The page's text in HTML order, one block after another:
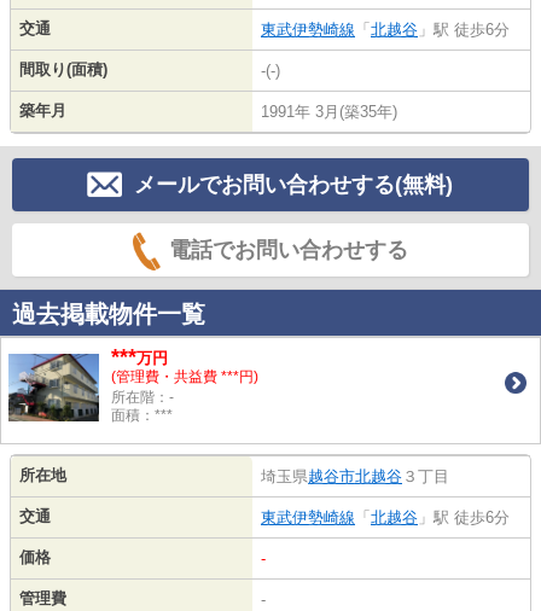
交通 東武伊勢崎線 「 北越谷 」駅 徒歩6分
間取り(面積) -(-)
築年月 1991年 3月(築35年)
メールでお問い合わせする(無料)
電話でお問い合わせする
過去掲載物件一覧
***万円
(管理費・共益費 ***円)
所在階：-
面積：***
所在地 埼玉県越谷市北越谷 ３丁目
交通 東武伊勢崎線 「 北越谷 」駅 徒歩6分
価格 -
管理費 -